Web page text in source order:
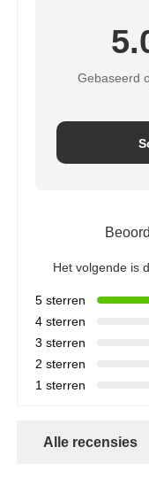
RO-beugel
Gebaseerd
Het volgende is
5 sterren
4 sterren
3 sterren
2 sterren
1 sterren
Alle recensies